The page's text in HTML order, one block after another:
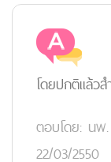
โดยปกติแล้ว
ตอบโดย: นพ
22/03/2550